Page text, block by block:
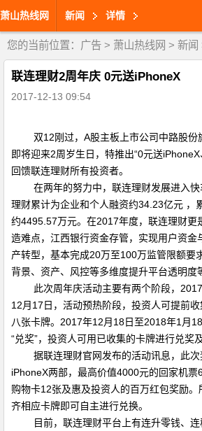
萧山热线网 新闻 详情
您的当前位置： 广告 > 萧山热线网 > 新闻
联连理财2周年庆 0元送iPhoneX
2017-12-13 09:54
双12刚过， A股主板上市公司中路股份
即将迎来2周岁生日，特推出“0元送iPhoneX
回馈联连理财所有投资者。
在两年的努力中，联连理财发展进入
理财累计为企业和个人融资约34.23亿元 ，
约4495.57万元。在2017年度，联连理财更
造难点，江西银行资金存管，实现用户资金
产转型，基本完成20万至100万监管限额要
背景、资产、风控等多维度提升平台透明度
此次周年庆活动主要有两个阶段， 2017
12月 17 日，活动预热阶段，投资人可提前收
八张卡牌。 2017年12月 18日至2018年1 月 18
“兑奖”，投资人可用已收集的卡牌进行兑奖
据联连理财官网发布的活动讯息，此
iPhoneX两部，最高价值4000元的回家机票
购物卡12张及惠及投资人的百万红包奖励
齐相应卡牌即可自主进行兑换。
目前，联连理财平台上有连升零钱、